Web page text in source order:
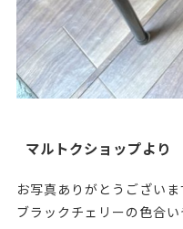
マルトクショップより
お写真ありがとうございま
ブラックチェリーの色合い